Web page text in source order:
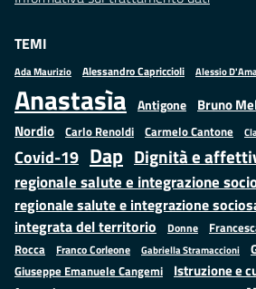
TEMI
Ada Maurizio Alessandro Capriccioli Alessio
Anastasìa Antigone Bruno
Nordio Carlo Renoldi Carmelo Cantone
Covid-19 Dap Dignità e
regionale salute e integrazione
regionale salute e integrazione
integrata del territorio
Donne
Rocca
Franco Corleone Gabriella Stramaccioni
Giuseppe Emanuele Cangemi Istruzione e